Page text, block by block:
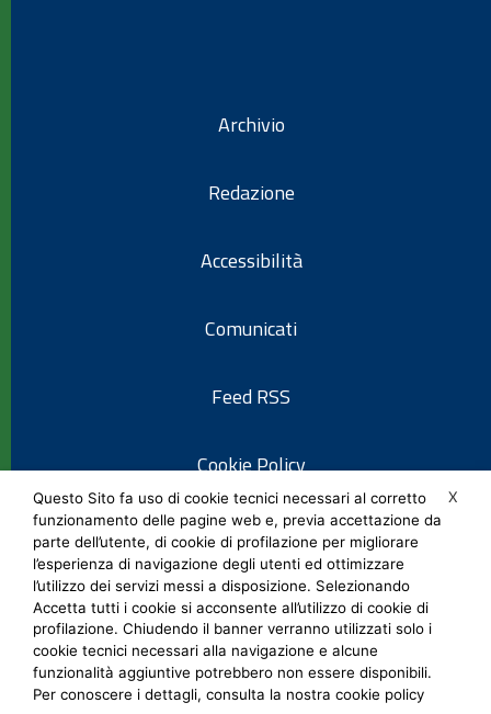
Archivio
Redazione
Accessibilità
Comunicati
Feed RSS
Cookie Policy
Informativa privacy
Note legali
Social Media Policy
X
Questo Sito fa uso di cookie tecnici necessari al corretto
funzionamento delle pagine web e, previa accettazione da
parte dell’utente, di cookie di profilazione per migliorare
l’esperienza di navigazione degli utenti ed ottimizzare
l’utilizzo dei servizi messi a disposizione. Selezionando
Accetta tutti i cookie si acconsente all’utilizzo di cookie di
profilazione. Chiudendo il banner verranno utilizzati solo i
cookie tecnici necessari alla navigazione e alcune
funzionalità aggiuntive potrebbero non essere disponibili.
Per conoscere i dettagli, consulta la nostra cookie policy